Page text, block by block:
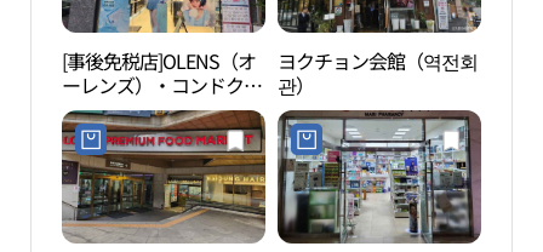
[事後免税店]OLENS（オ
ーレンズ）・コンドク
（孔徳）店(오렌즈 공덕
점)
ヨクチョン会館（역전회
관）